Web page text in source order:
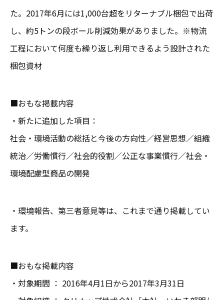
た。2017年6月には1,000台超をリターナブル梱包で出荷
し、約5トンの段ボール削減効果がありました。※物流
工程において何度も繰り返し利用できるよう設計された
梱包資材
■おもな掲載内容
・新たに追加した項目：
社会・環境活動の総括と今後の方向性／経営思想／組織
統治／労働慣行／社会的役割／公正な事業慣行／社会・
環境配慮型商品の開発
・環境報告、第三者意見等は、これまで通り掲載してい
ます。
■おもな掲載内容
・対象期間 ： 2016年4月1日から2017年3月31日